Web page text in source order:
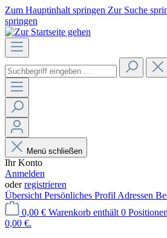
Zum Hauptinhalt springen Zur Suche
springen
Menü schließen
Ihr Konto
Anmelden
oderregistrieren
Übersicht Persönliches Profil Adressen
0,00 € Warenkorb enthält 0
0,00 €.